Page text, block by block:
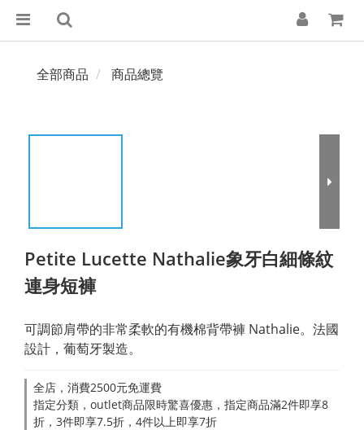
全部商品 商品總覽
Petite Lucette Nathalie象牙白細條紋
連身短褲
可調節肩帶的非常柔軟的有機棉背帶褲 Nathalie。法國
設計，葡萄牙製造。
全店，消費2500元免運費
指定分類，outlet商品限時驚喜優惠，指定商品滿2件即享8
折，3件即享7.5折，4件以上即享7折